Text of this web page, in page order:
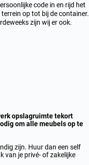
code in en rijd het
terrein op tot bij de container.
zijn wij er ook.
opslagruimte tekort
om alle meubels op te
zijn. Huur dan een self
van je privé- of zakelijke